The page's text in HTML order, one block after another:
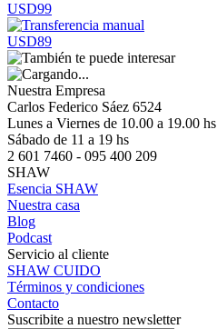
USD99
USD89
Nuestra Empresa
Carlos Federico Sáez 6524
Lunes a Viernes de 10.00 a 19.00 hs
Sábado de 11 a 19 hs
2 601 7460 - 095 400 209
SHAW
Esencia SHAW
Nuestra casa
Blog
Podcast
Servicio al cliente
SHAW CUIDO
Términos y condiciones
Contacto
Suscribite a nuestro newsletter